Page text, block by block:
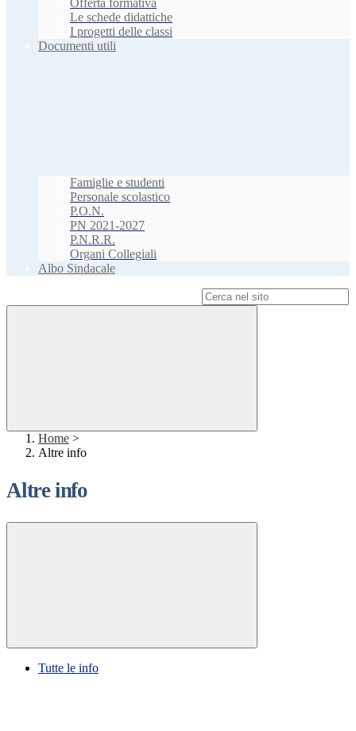
Offerta formativa
Le schede didattiche
I progetti delle classi
Documenti utili
Famiglie e studenti
Personale scolastico
P.O.N.
PN 2021-2027
P.N.R.R.
Organi Collegiali
Albo Sindacale
Home >
Altre info
Altre info
Tutte le info